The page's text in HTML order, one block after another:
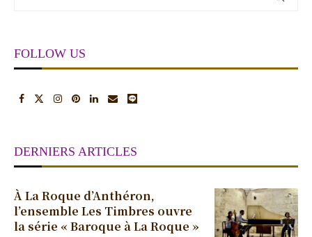
FOLLOW US
DERNIERS ARTICLES
À La Roque d’Anthéron,
l’ensemble Les Timbres ouvre
la série « Baroque à La Roque »